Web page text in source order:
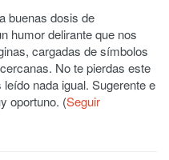
buenas dosis de
humor delirante que nos
cargadas de símbolos
No te pierdas este
nada igual. Sugerente e
oportuno. (Seguir